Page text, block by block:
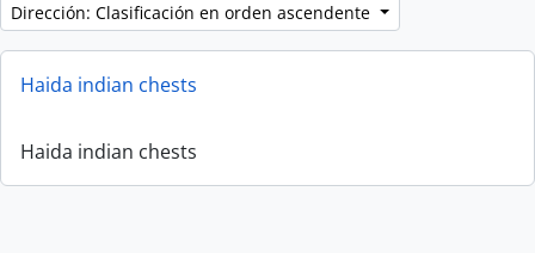
Dirección: Clasificación en orden ascendente
Haida indian chests
Haida indian chests